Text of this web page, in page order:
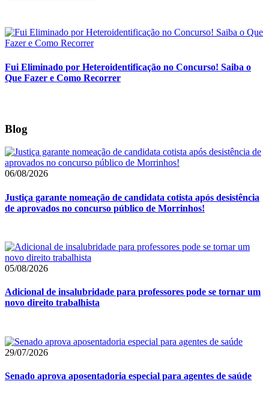
Fui Eliminado por Heteroidentificação no Concurso! Saiba o
Que Fazer e Como Recorrer
Blog
06/08/2026
Justiça garante nomeação de candidata cotista após desistência
de aprovados no concurso público de Morrinhos!
05/08/2026
Adicional de insalubridade para professores pode se tornar um
novo direito trabalhista
29/07/2026
Senado aprova aposentadoria especial para agentes de saúde